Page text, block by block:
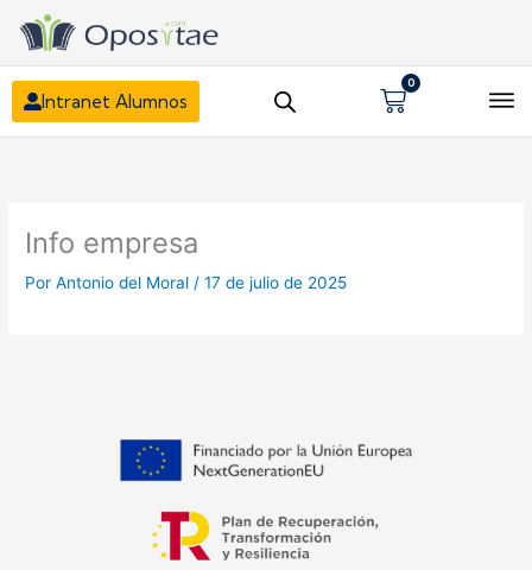
Intranet Alumnos
0
Carrito
Info empresa
PorAntonio del Moral /17 de julio de 2025